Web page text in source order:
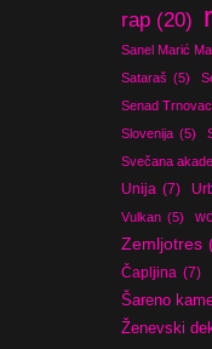
rap (20)
Sanel Marić
Sataraš (5)
Senad Trnovac
Slovenija (5)
Svečana
Unija (7)
Vulkan (5)
Zemljotres
Čapljina (7)
Šareno
Ženevski